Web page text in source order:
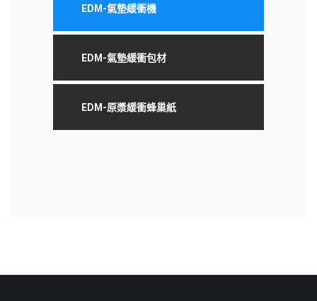
EDM-氣墊緩衝機
EDM-氣墊緩衝包材
EDM-原漿緩衝蜂巢紙